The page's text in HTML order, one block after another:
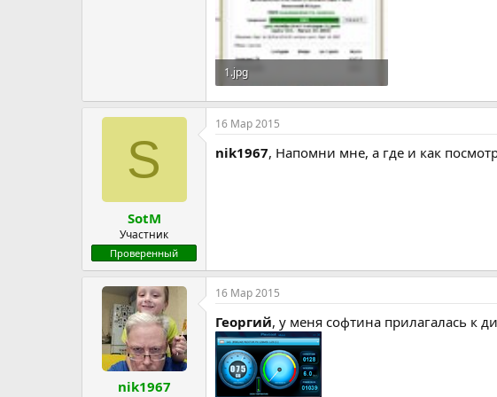
1.jpg
105.7 KB · Просмотры: 24
S
SotM
Участник
Проверенный
16 Мар 2015
nik1967, Напомни мне, а где и как
nik1967
16 Мар 2015
Георгий, у меня софтина прилагалась к